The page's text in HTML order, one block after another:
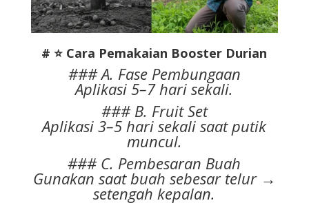
# ⭐ Cara Pemakaian Booster Durian
### A. Fase Pembungaan
Aplikasi 5–7 hari sekali.
### B. Fruit Set
Aplikasi 3–5 hari sekali saat putik
muncul.
### C. Pembesaran Buah
Gunakan saat buah sebesar telur →
setengah kepalan.